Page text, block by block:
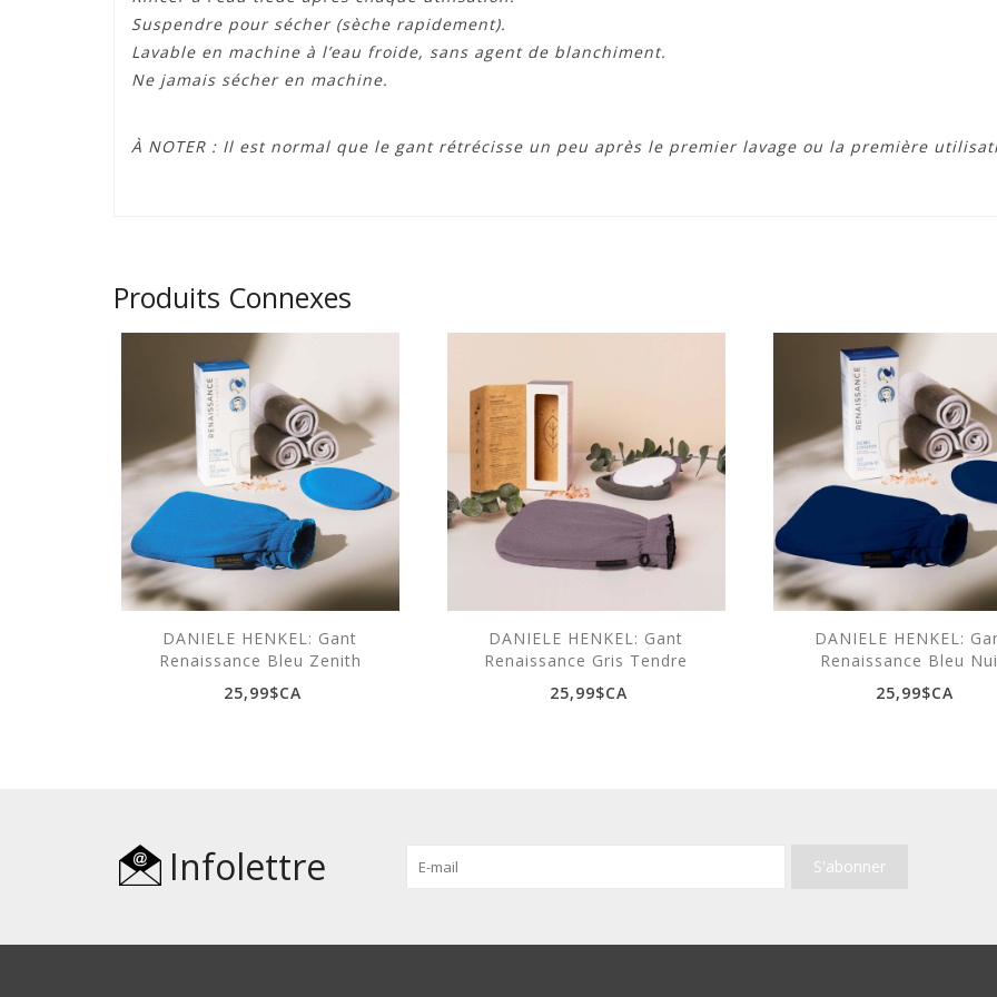
Suspendre pour sécher (sèche rapidement).
Lavable en machine à l’eau froide, sans agent de blanchiment.
Ne jamais sécher en machine.
À NOTER : Il est normal que le gant rétrécisse un peu après le premier lavage ou la première
Produits Connexes
DANIELE HENKEL: Gant
Renaissance Bleu Zenith
25,99$CA
DANIELE HENKEL: Gant
Renaissance Gris Tendre
25,99$CA
DANIELE HENKEL:
Renaissance Bleu
25,99$CA
Infolettre